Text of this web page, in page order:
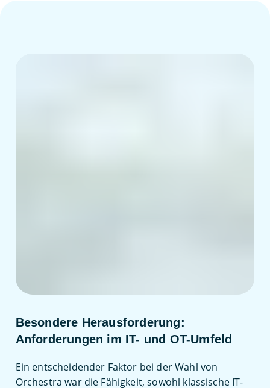
Besondere Herausforderung:
Anforderungen im IT- und OT-Umfeld
Ein entscheidender Faktor bei der Wahl von
Orchestra war die Fähigkeit, sowohl klassische IT-